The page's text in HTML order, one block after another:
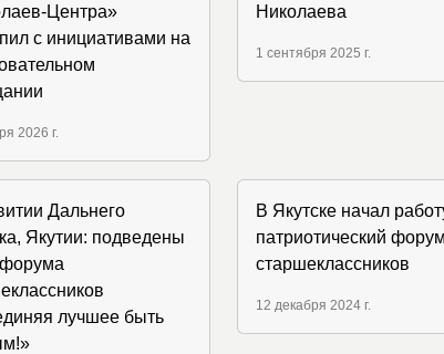
Центра»
с инициативами на
2026 г.
Николаева
1 сентября 2025 г.
Дальнего
Якутии: подведены
форума
лучшее быть
В Якутске начал
патриотический форум
старшеклассников
12 декабря 2024 г.